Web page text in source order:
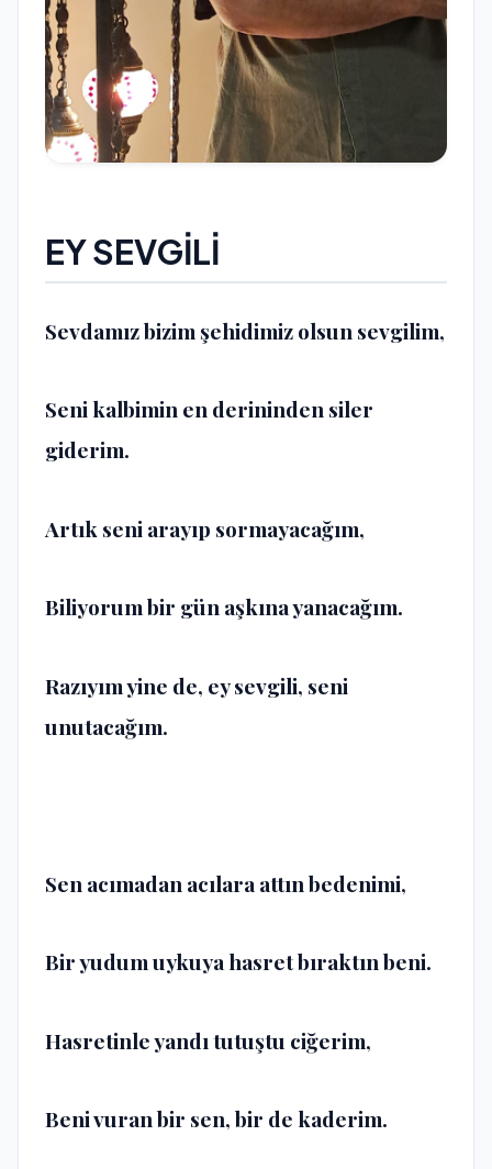
EY SEVGİLİ
Sevdamız bizim şehidimiz olsun sevgilim,
Seni kalbimin en derininden siler
giderim.
Artık seni arayıp sormayacağım,
Biliyorum bir gün aşkına yanacağım.
Razıyım yine de, ey sevgili, seni
unutacağım.
Sen acımadan acılara attın bedenimi,
Bir yudum uykuya hasret bıraktın beni.
Hasretinle yandı tutuştu ciğerim,
Beni vuran bir sen, bir de kaderim.